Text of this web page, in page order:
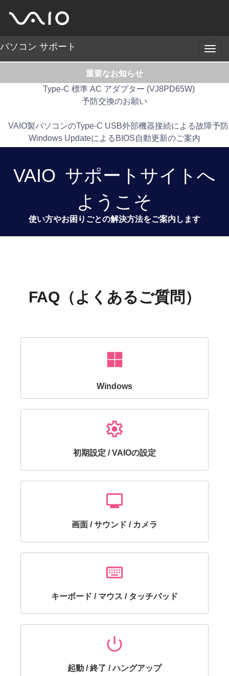
重要なお知らせ
Type-C 標準 AC アダプター (VJ8PD65W)
予防交換のお願い
VAIO製パソコンのType-C USB外部機器接続による故障予
Windows UpdateによるBIOS自動更新のご案内
VAIO サポートサイトへ
ようこそ
使い方やお困りごとの解決方法をご案内します
メ
ニ
ー
パソコン サポート
FAQ（よくあるご質問）
Windows
Settings
初期設定 / VAIOの設定
Monitor
画面 / サウンド / カメラ
Keyboard
キーボード / マウス / タッチパッド
mode_off_on
起動 / 終了 / ハングアップ